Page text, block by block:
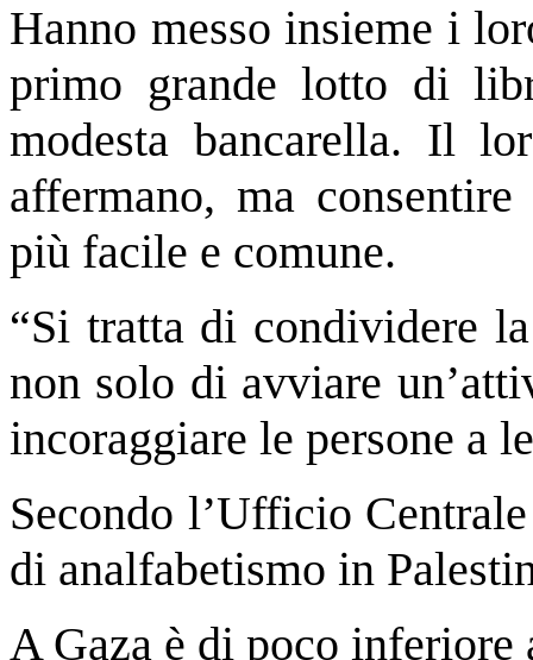
Hanno messo insieme i
primo grande lotto di
modesta bancarella. Il
affermano, ma
più facile e comune.
“Si tratta di condividere
non solo di avviare
incoraggiare le persone a
Secondo l’Ufficio
di analfabetismo in
A Gaza è di poco inferiore